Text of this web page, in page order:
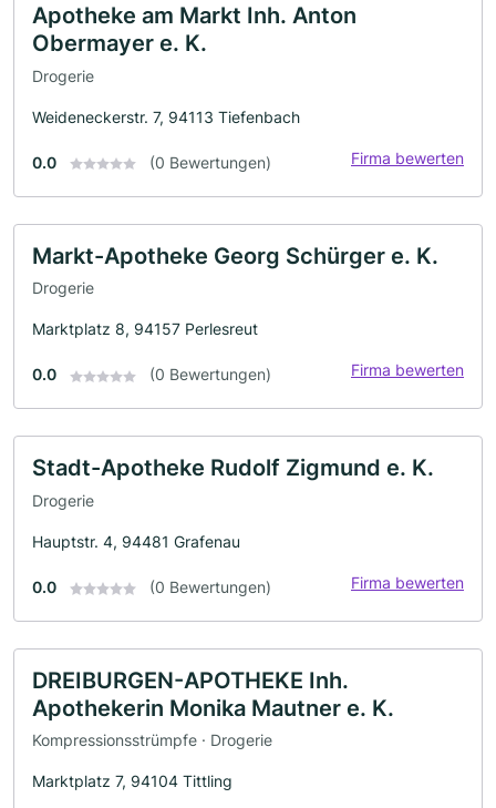
Apotheke am Markt Inh. Anton
Obermayer e. K.
Drogerie
Weideneckerstr. 7, 94113 Tiefenbach
0.0 (0 Bewertungen) Firma bewerten
Markt-Apotheke Georg Schürger e. K.
Drogerie
Marktplatz 8, 94157 Perlesreut
0.0 (0 Bewertungen) Firma bewerten
Stadt-Apotheke Rudolf Zigmund e. K.
Drogerie
Hauptstr. 4, 94481 Grafenau
0.0 (0 Bewertungen) Firma bewerten
DREIBURGEN-APOTHEKE Inh.
Apothekerin Monika Mautner e. K.
Kompressionsstrümpfe · Drogerie
Marktplatz 7, 94104 Tittling